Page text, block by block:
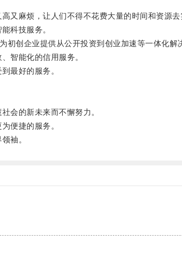
麻烦，让人们不得不花费大量的时间和资源去
科技服务。
创企业提供从公开投资到创业加速等一体化解
智能化的信用服务。
最好的服务。
会的新未来而不懈努力。
便捷的服务。
袖。